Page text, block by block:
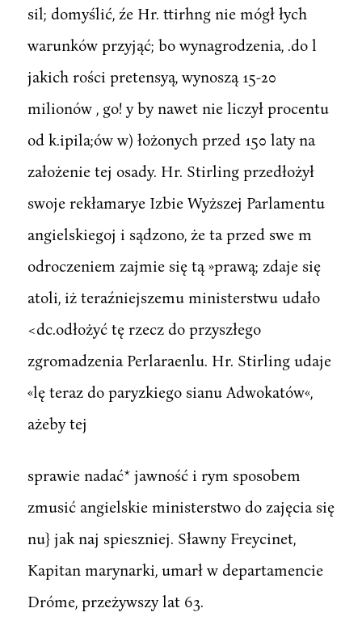
sil; domyślić, źe Hr. ttirhng nie mógł łych
warunków przyjąć; bo wynagrodzenia, .do l
jakich rości pretensyą, wynoszą 15-20
milionów , go! y by nawet nie liczył procentu
od k.ipila;ów w) łożonych przed 150 laty na
założenie tej osady. Hr. Stirling przedłożył
swoje rekłamarye Izbie Wyższej Parlamentu
angielskiegoj i sądzono, że ta przed swe m
odroczeniem zajmie się tą »prawą; zdaje się
atoli, iż teraźniejszemu ministerstwu udało
<dc.odłożyć tę rzecz do przyszłego
zgromadzenia Perlaraenlu. Hr. Stirling udaje
«lę teraz do paryzkiego sianu Adwokatów«,
ażeby tej
sprawie nadać* jawność i rym sposobem
zmusić angielskie ministerstwo do zajęcia się
nu} jak naj spieszniej. Sławny Freycinet,
Kapitan marynarki, umarł w departamencie
Dróme, przeżywszy lat 63.